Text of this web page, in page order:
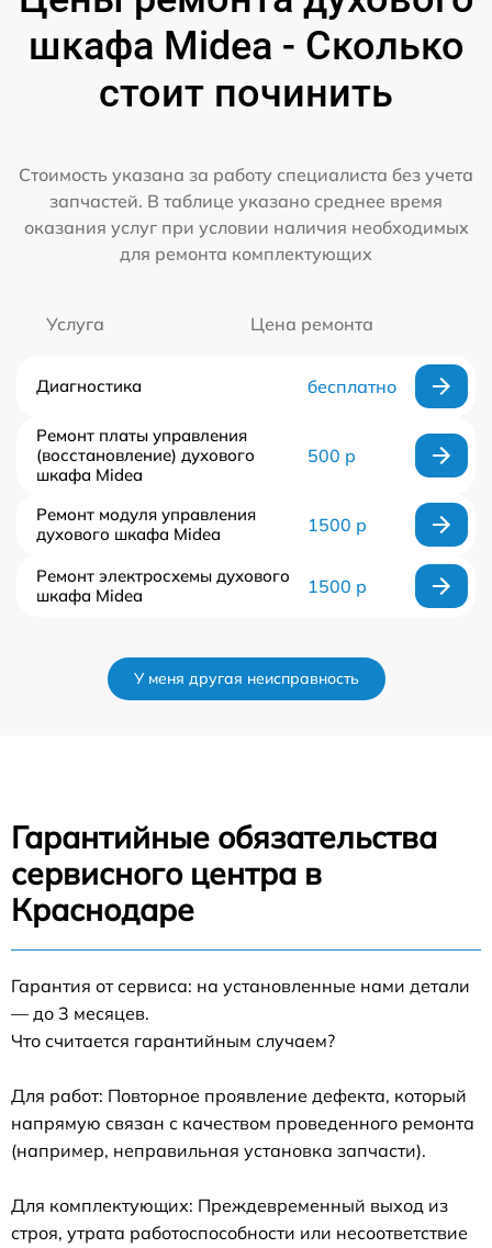
шкафа Midea - Сколько
стоит починить
Стоимость указана за работу специалиста без учета
запчастей. В таблице указано среднее время
оказания услуг при условии наличия необходимых
для ремонта комплектующих
Услуга Цена ремонта
Диагностика бесплатно
Ремонт платы управления
(восстановление) духового
шкафа Midea
500 р
Ремонт модуля управления
духового шкафа Midea
1500 р
Ремонт электросхемы духового
шкафа Midea
1500 р
У меня другая неисправность
Гарантийные обязательства
сервисного центра в
Краснодаре
Гарантия от сервиса: на установленные нами детали
— до 3 месяцев.
Что считается гарантийным случаем?
Для работ: Повторное проявление дефекта, который
напрямую связан с качеством проведенного ремонта
(например, неправильная установка запчасти).
Для комплектующих: Преждевременный выход из
строя, утрата работоспособности или несоответствие